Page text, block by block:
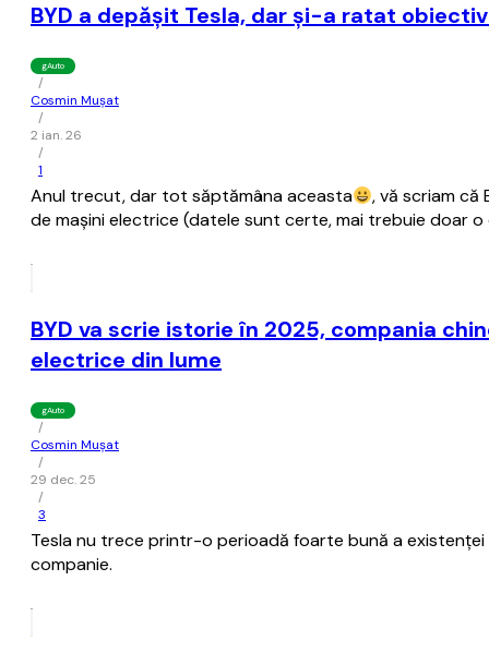
BYD a depăşit Tesla, dar şi-a ratat
gAuto
/
Cosmin Mușat
/
2 ian. 26
/
1
Anul trecut, dar tot săptămâna aceasta
, vă scriam că
de maşini electrice (datele sunt certe, mai trebuie doar
BYD va scrie istorie în 2025, compania
electrice din lume
gAuto
/
Cosmin Mușat
/
29 dec. 25
/
3
Tesla nu trece printr-o perioadă foarte bună a
companie.